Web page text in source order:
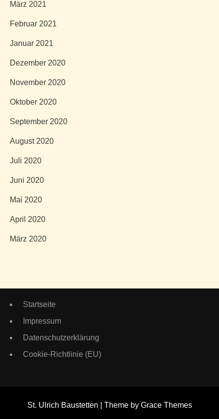
März 2021
Februar 2021
Januar 2021
Dezember 2020
November 2020
Oktober 2020
September 2020
August 2020
Juli 2020
Juni 2020
Mai 2020
April 2020
März 2020
Startseite
Impressum
Datenschutzerklärung
Cookie-Richtlinie (EU)
St. Ulrich Baustetten | Theme by Grace Themes